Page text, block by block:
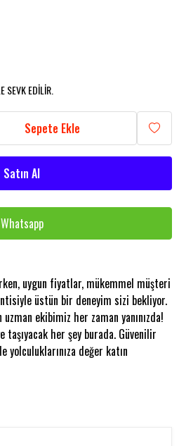
SEVK EDİLİR.
Sepete Ekle
Satın Al
Whatsapp
uygun fiyatlar, mükemmel müşteri
üstün bir deneyim sizi bekliyor.
ekibimiz her zaman yanınızda!
her şey burada. Güvenilir
değer katın